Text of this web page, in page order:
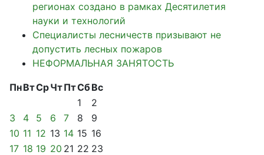
регионах создано в рамках Десятилетия
науки и технологий
Специалисты лесничеств призывают не
допустить лесных пожаров
НЕФОРМАЛЬНАЯ ЗАНЯТОСТЬ
ПнВтСрЧтПтСбВс
1
2
3
4 5 6 7 8
9
10 11 12 13 14 15 16
17 18 19 20 21 22 23